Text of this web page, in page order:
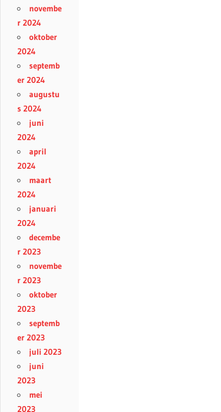
novembe
r 2024
oktober
2024
septemb
er 2024
augustu
s 2024
juni
2024
april
2024
maart
2024
januari
2024
decembe
r 2023
novembe
r 2023
oktober
2023
septemb
er 2023
juli 2023
juni
2023
mei
2023